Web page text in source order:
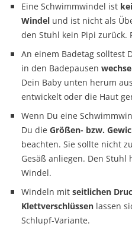
Eine Schwimmwindel ist
Windel und ist nicht als
den Stuhl kein Pipi zurück.
An einem Badetag solltest
in den Badepausen
Dein Baby unten herum
entwickelt oder die Haut
Wenn Du eine
Du die Größen- bzw.
beachten. Sie sollte nicht
Gesäß anliegen. Den
Windel.
Windeln mit seitlichen
Klettverschlüssen lassen
Schlupf-Variante.